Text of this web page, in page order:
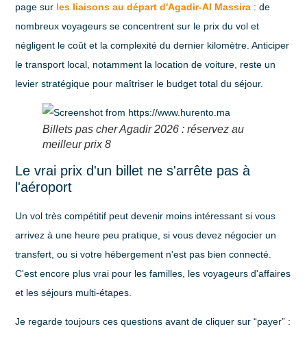
page sur les liaisons au départ d'Agadir-Al Massira : de
nombreux voyageurs se concentrent sur le prix du vol et
négligent le coût et la complexité dudernier kilomètre . Anticiper
le transport local, notamment la location de voiture, reste un
levier stratégique pour maîtriser le budget total du séjour.
Billets pas cher Agadir 2026 : réservez au
meilleur prix 8
Le vrai prix d'un billet ne s'arrête pas à
l'aéroport
Un vol très compétitif peut devenir moins intéressant si vous
arrivez à une heure peu pratique, si vous devez négocier un
transfert, ou si votre hébergement n'est pas bien connecté.
C'est encore plus vrai pour les familles, les voyageurs d'affaires
et les séjours multi-étapes.
Je regarde toujours ces questions avant de cliquer sur “payer” :